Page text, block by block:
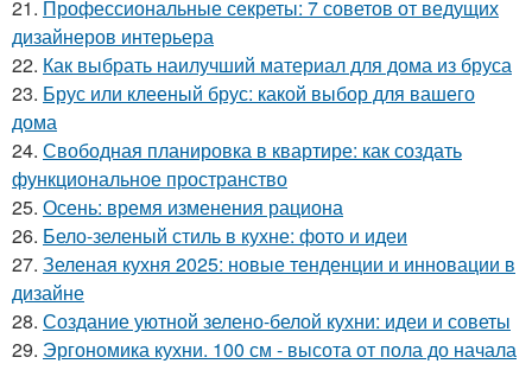
21. Профессиональные секреты: 7 советов от ведущих
дизайнеров интерьера
22. Как выбрать наилучший материал для дома из бруса
23. Брус или клееный брус: какой выбор для вашего
дома
24. Свободная планировка в квартире: как создать
функциональное пространство
25. Осень: время изменения рациона
26. Бело-зеленый стиль в кухне: фото и идеи
27. Зеленая кухня 2025: новые тенденции и инновации в
дизайне
28. Создание уютной зелено-белой кухни: идеи и советы
29. Эргономика кухни. 100 см - высота от пола до начала